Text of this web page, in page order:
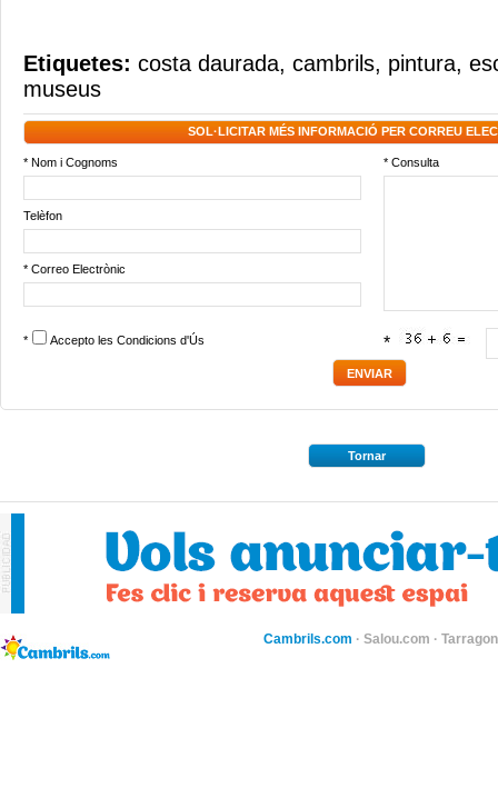
Etiquetes: costa daurada, cambrils, pintura,
museus
SOL·LICITAR MÉS INFORMACIÓ PER CORREU
* Nom i Cognoms * Consulta
Telèfon
* Correo Electrònic
* Accepto les Condicions d'Ús *
Tornar
Cambrils.com · Salou.com ·